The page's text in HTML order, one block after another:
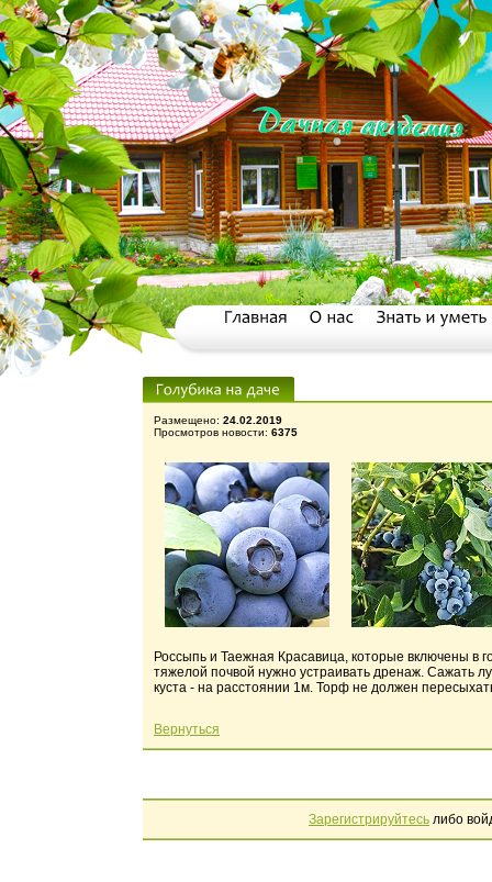
Размещено: 24.02.2019
Просмотров новости: 6375
Россыпь и Таежная Красавица, которые включены в
тяжелой почвой нужно устраивать дренаж. Сажать
куста - на расстоянии 1м. Торф не должен
Вернуться
Зарегистрируйтесь либо